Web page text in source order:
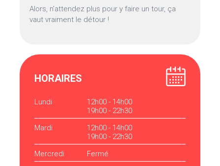
Alors, n’attendez plus pour y faire un tour, ça
vaut vraiment le détour !
HORAIRES
Lundi
12h00 - 14h00
19h00 - 22h30
Mardi
12h00 - 14h00
19h00 - 22h30
Mercredi
Fermé